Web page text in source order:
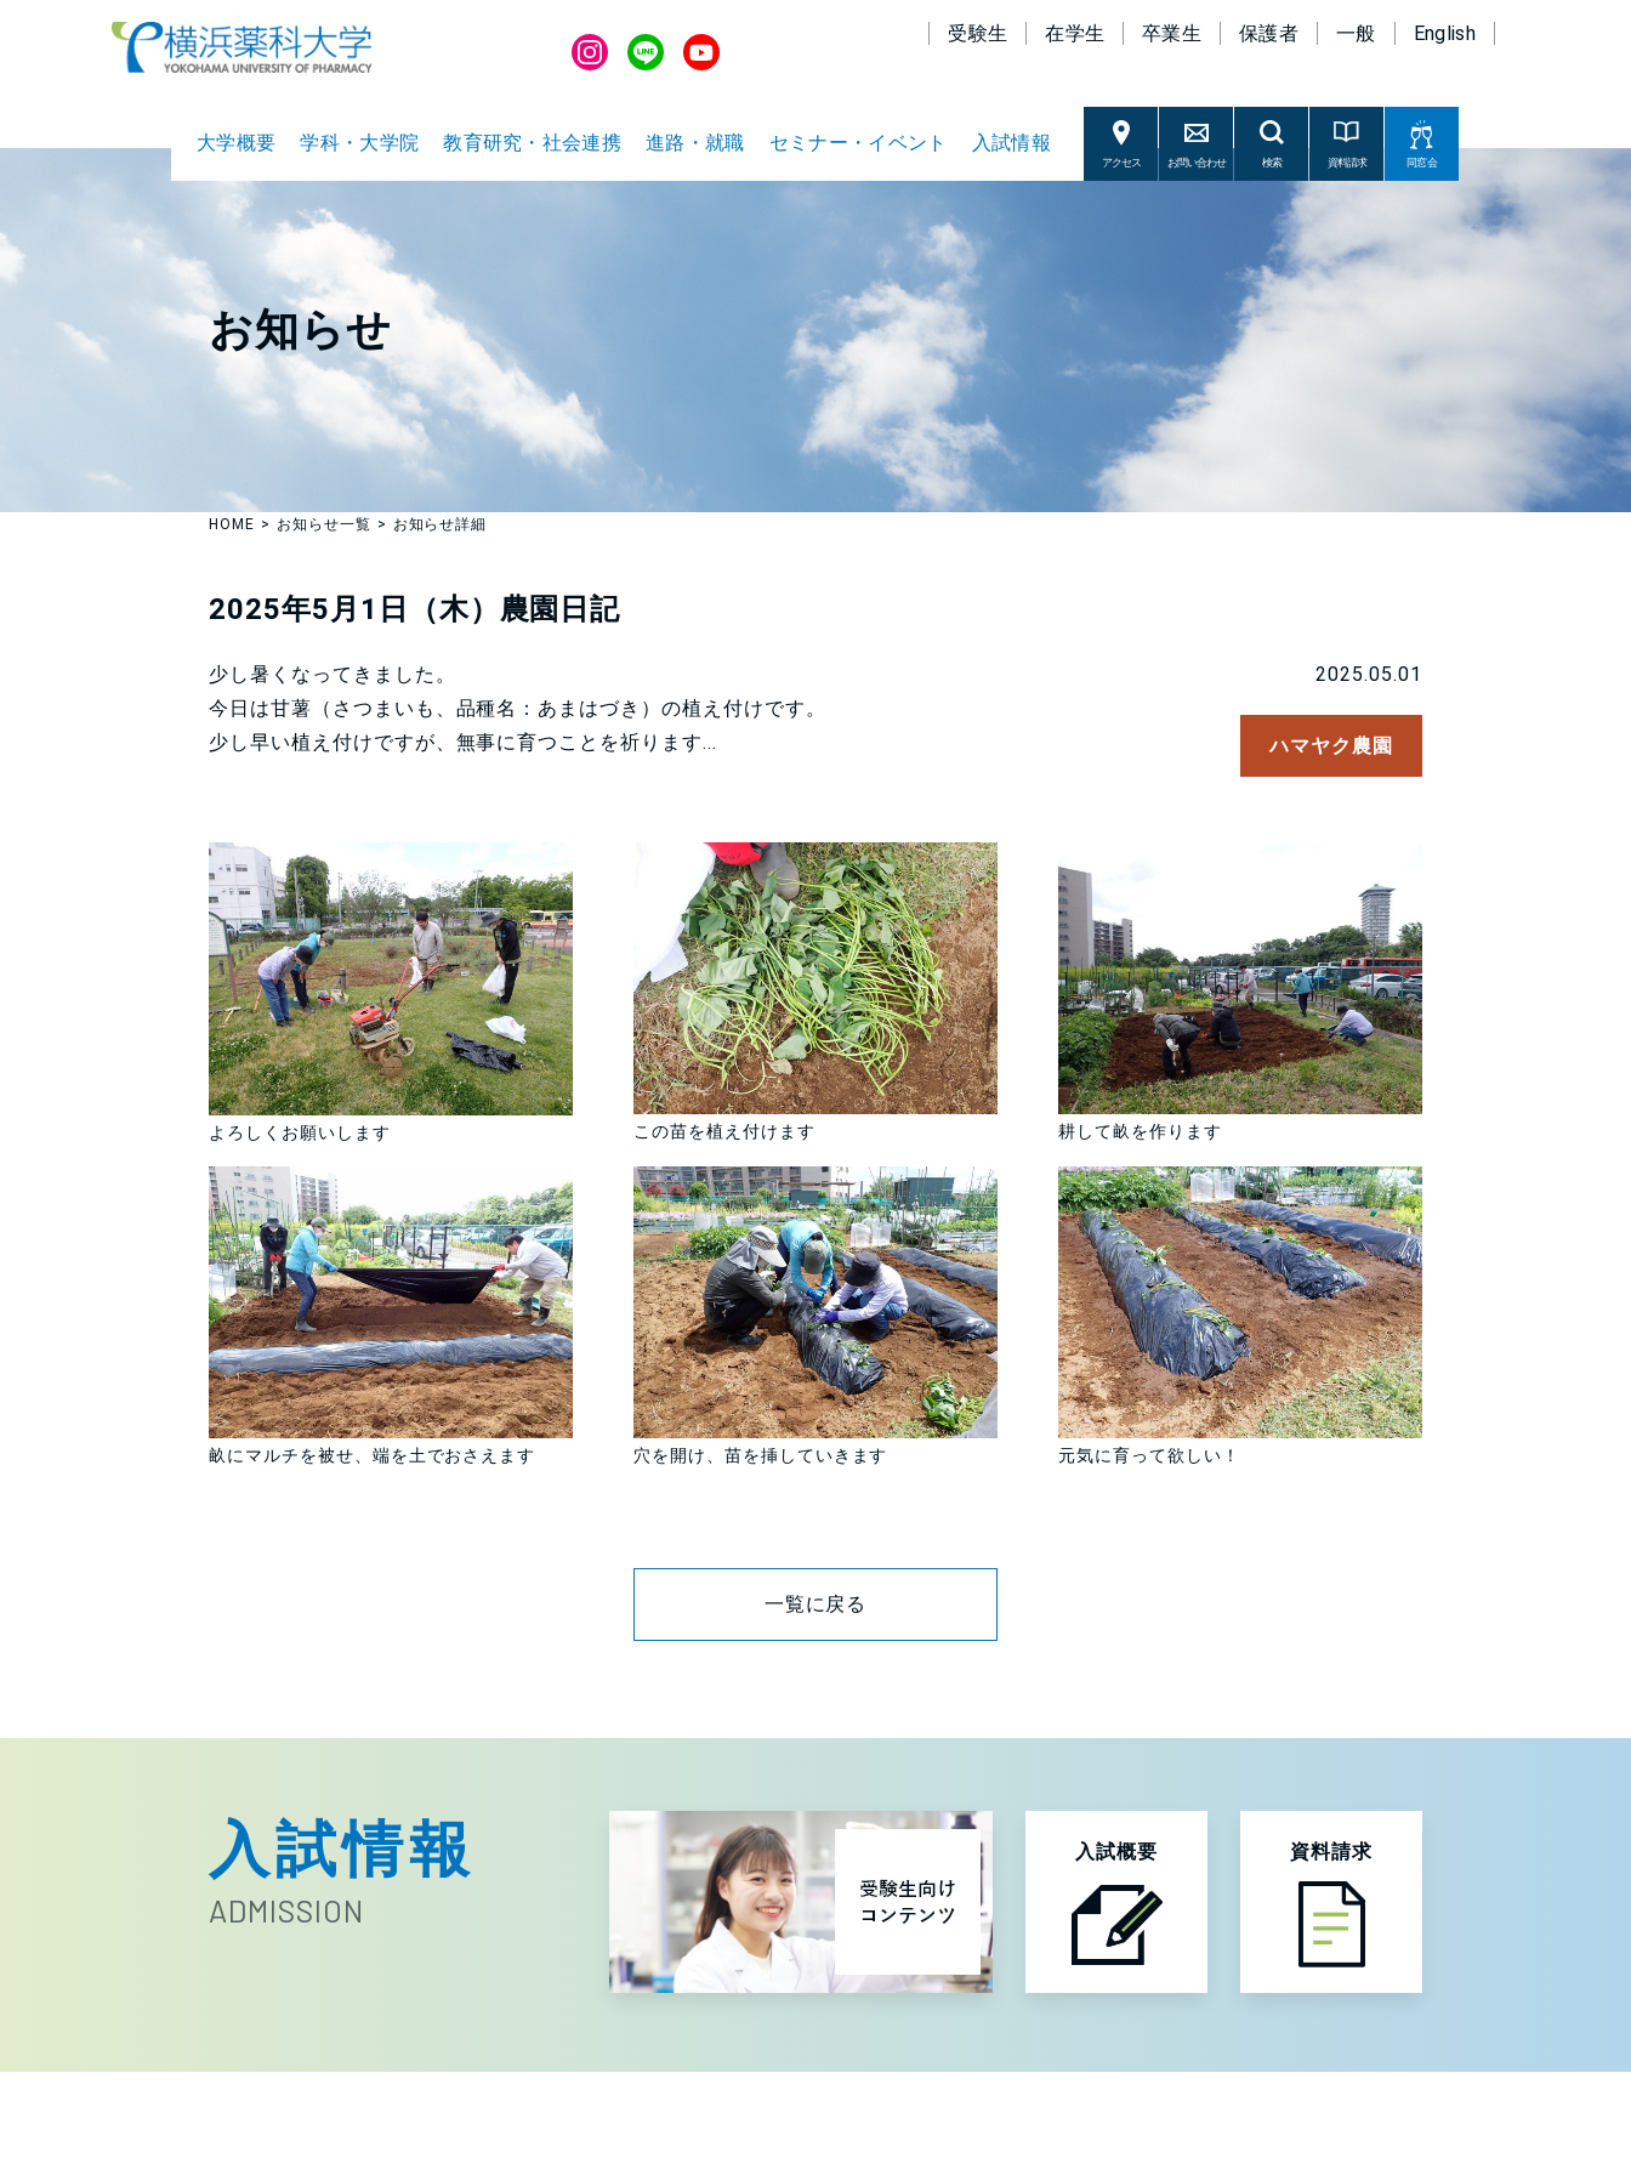
受験生 在学生 卒業生 保護者 一般 English
大学概要 学科・大学院 教育研究・社会連携 進路・就職 セミナー・イベント 入試情報
アクセス お問い合わせ 検索 資料請求 同窓会
お知らせ
HOME お知らせ一覧 お知らせ詳細
2025年5月1日（木）農園日記
少し暑くなってきました。
今日は甘薯（さつまいも、品種名：あまはづき）の植え付けです。
少し早い植え付けですが、無事に育つことを祈ります...
2025.05.01
ハマヤク農園
よろしくお願いします この苗を植え付けます 耕して畝を作ります
畝にマルチを被せ、端を土でおさえます 穴を開け、苗を挿していきます 元気に育って欲しい！
一覧に戻る
入試情報
ADMISSION
入試概要 資料請求